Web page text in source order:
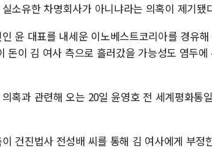
소유한 차명회사가 아니냐라는 의혹이 제기됐
윤 대표를 내세운 이노베스트코리아를 경유
돈이 김 여사 측으로 흘러갔을 가능성도 염두
혹과 관련해 오는 20일 윤영호 전 세계평화통
건진법사 전성배 씨를 통해 김 여사에게 부정